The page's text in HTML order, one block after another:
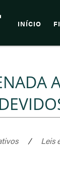
INÍCIO
/ Leis